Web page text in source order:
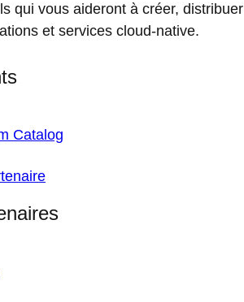
qui vous aideront à créer, distribuer
et services cloud-native.
Catalog